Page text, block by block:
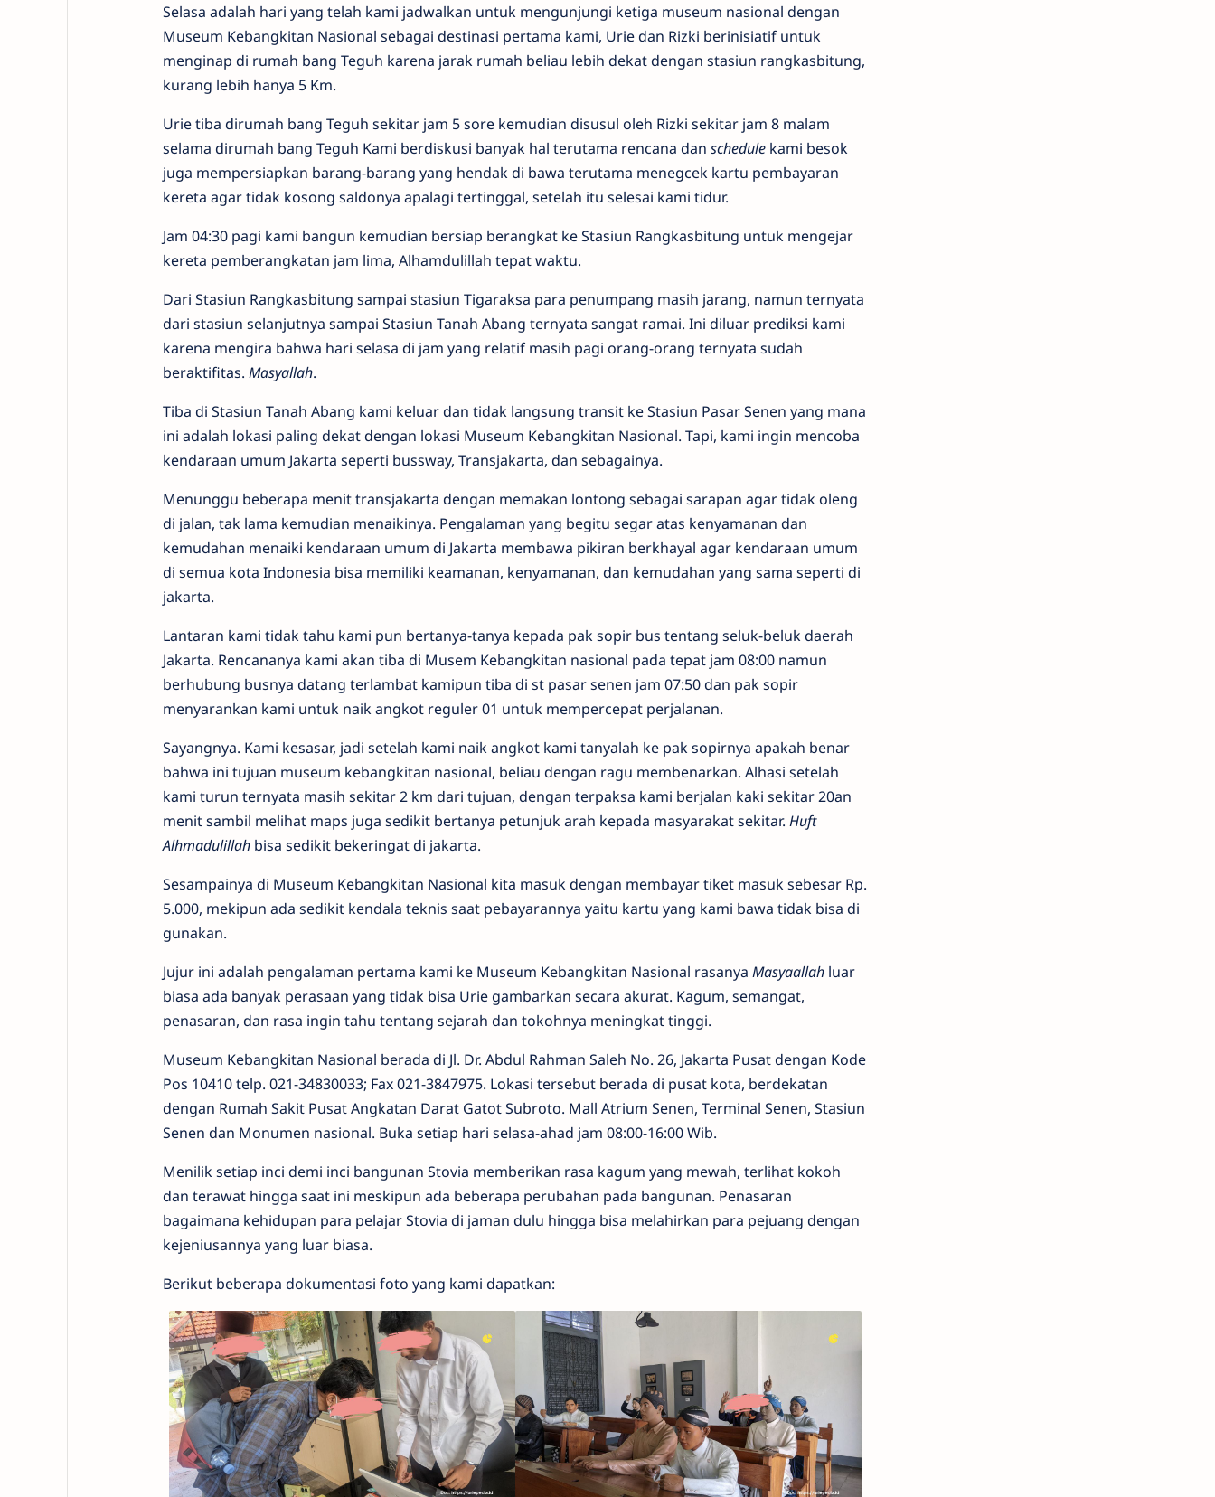
Selasa adalah hari yang telah kami jadwalkan untuk mengunjungi ketiga museum nasional dengan
Museum Kebangkitan Nasional sebagai destinasi pertama kami, Urie dan Rizki berinisiatif untuk
menginap di rumah bang Teguh karena jarak rumah beliau lebih dekat dengan stasiun rangkasbitung,
kurang lebih hanya 5 Km.
Urie tiba dirumah bang Teguh sekitar jam 5 sore kemudian disusul oleh Rizki sekitar jam 8 malam
selama dirumah bang Teguh Kami berdiskusi banyak hal terutama rencana dan schedulekami besok
juga mempersiapkan barang-barang yang hendak di bawa terutama menegcek kartu pembayaran
kereta agar tidak kosong saldonya apalagi tertinggal, setelah itu selesai kami tidur.
Jam 04:30 pagi kami bangun kemudian bersiap berangkat ke Stasiun Rangkasbitung untuk mengejar
kereta pemberangkatan jam lima, Alhamdulillah tepat waktu.
Dari Stasiun Rangkasbitung sampai stasiun Tigaraksa para penumpang masih jarang, namun ternyata
dari stasiun selanjutnya sampai Stasiun Tanah Abang ternyata sangat ramai. Ini diluar prediksi kami
karena mengira bahwa hari selasa di jam yang relatif masih pagi orang-orang ternyata sudah
beraktifitas. Masyallah.
Tiba di Stasiun Tanah Abang kami keluar dan tidak langsung transit ke Stasiun Pasar Senen yang mana
ini adalah lokasi paling dekat dengan lokasi Museum Kebangkitan Nasional. Tapi, kami ingin mencoba
kendaraan umum Jakarta seperti bussway, Transjakarta, dan sebagainya.
Menunggu beberapa menit transjakarta dengan memakan lontong sebagai sarapan agar tidak oleng
di jalan, tak lama kemudian menaikinya. Pengalaman yang begitu segar atas kenyamanan dan
kemudahan menaiki kendaraan umum di Jakarta membawa pikiran berkhayal agar kendaraan umum
di semua kota Indonesia bisa memiliki keamanan, kenyamanan, dan kemudahan yang sama seperti di
jakarta.
Lantaran kami tidak tahu kami pun bertanya-tanya kepada pak sopir bus tentang seluk-beluk daerah
Jakarta. Rencananya kami akan tiba di Musem Kebangkitan nasional pada tepat jam 08:00 namun
berhubung busnya datang terlambat kamipun tiba di st pasar senen jam 07:50 dan pak sopir
menyarankan kami untuk naik angkot reguler 01 untuk mempercepat perjalanan.
Sayangnya. Kami kesasar, jadi setelah kami naik angkot kami tanyalah ke pak sopirnya apakah benar
bahwa ini tujuan museum kebangkitan nasional, beliau dengan ragu membenarkan. Alhasi setelah
kami turun ternyata masih sekitar 2 km dari tujuan, dengan terpaksa kami berjalan kaki sekitar 20an
menit sambil melihat maps juga sedikit bertanya petunjuk arah kepada masyarakat sekitar. Huft
Alhmadulillahbisa sedikit bekeringat di jakarta.
Sesampainya di Museum Kebangkitan Nasional kita masuk dengan membayar tiket masuk sebesar Rp.
5.000, mekipun ada sedikit kendala teknis saat pebayarannya yaitu kartu yang kami bawa tidak bisa di
gunakan.
Jujur ini adalah pengalaman pertama kami ke Museum Kebangkitan Nasional rasanya Masyaallahluar
biasa ada banyak perasaan yang tidak bisa Urie gambarkan secara akurat. Kagum, semangat,
penasaran, dan rasa ingin tahu tentang sejarah dan tokohnya meningkat tinggi.
Museum Kebangkitan Nasional berada di Jl. Dr. Abdul Rahman Saleh No. 26, Jakarta Pusat dengan Kode
Pos 10410 telp. 021-34830033; Fax 021-3847975. Lokasi tersebut berada di pusat kota, berdekatan
dengan Rumah Sakit Pusat Angkatan Darat Gatot Subroto. Mall Atrium Senen, Terminal Senen, Stasiun
Senen dan Monumen nasional. Buka setiap hari selasa-ahad jam 08:00-16:00 Wib.
Menilik setiap inci demi inci bangunan Stovia memberikan rasa kagum yang mewah, terlihat kokoh
dan terawat hingga saat ini meskipun ada beberapa perubahan pada bangunan. Penasaran
bagaimana kehidupan para pelajar Stovia di jaman dulu hingga bisa melahirkan para pejuang dengan
kejeniusannya yang luar biasa.
Berikut beberapa dokumentasi foto yang kami dapatkan: